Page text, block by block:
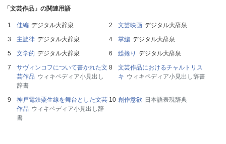
「文芸作品」の関連用語
佳編 デジタル大辞泉 文芸映画 デジタル大辞泉
主旋律 デジタル大辞泉 掌編 デジタル大辞泉
文学的 デジタル大辞泉 総捲り デジタル大辞泉
サヴィンコフについて書かれた文
芸作品 ウィキペディア小見出し
辞書
文芸作品におけるチャルトリス
キ ウィキペディア小見出し辞書
神戸電鉄粟生線を舞台とした文芸
作品 ウィキペディア小見出し辞
書
創作意欲 日本語表現辞典